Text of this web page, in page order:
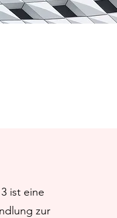
ist eine
zur